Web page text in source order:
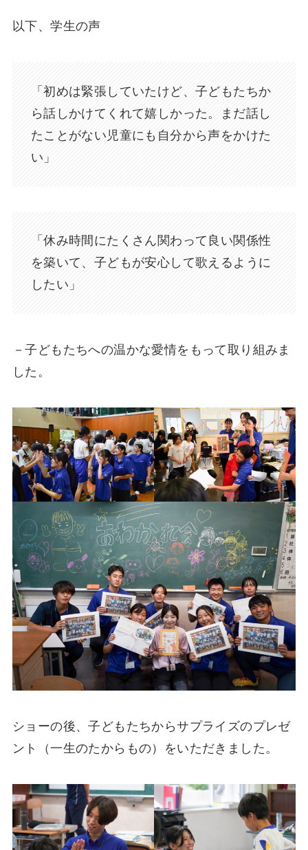
以下、学生の声
「初めは緊張していたけど、子どもたちか
ら話しかけてくれて嬉しかった。まだ話し
たことがない児童にも自分から声をかけた
い」
「休み時間にたくさん関わって良い関係性
を築いて、子どもが安心して歌えるように
したい」
－子どもたちへの温かな愛情をもって取り組みま
した。
ショーの後、子どもたちからサプライズのプレゼ
ント（一生のたからもの）をいただきました。